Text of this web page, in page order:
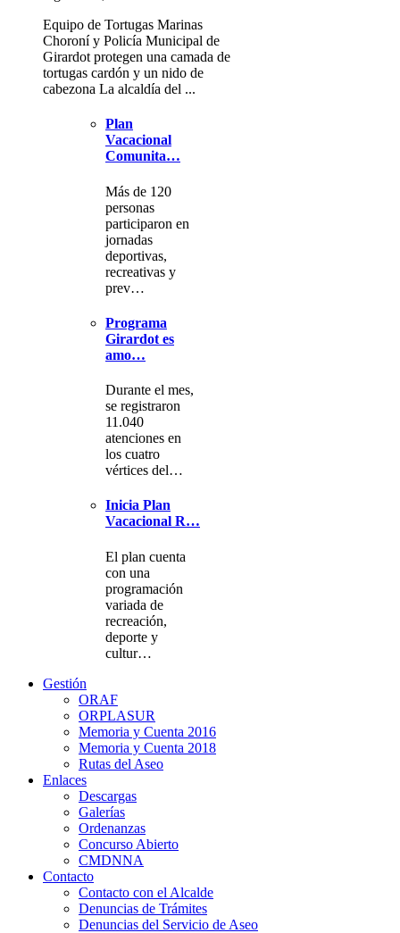
Equipo de Tortugas Marinas
Choroní y Policía Municipal de
Girardot protegen una camada de
tortugas cardón y un nido de
cabezona La alcaldía del ...
Plan
Vacacional
Comunita…
Más de 120
personas
participaron en
jornadas
deportivas,
recreativas y
prev…
Programa
Girardot es
amo…
Durante el mes,
se registraron
11.040
atenciones en
los cuatro
vértices del…
Inicia Plan
Vacacional R…
El plan cuenta
con una
programación
variada de
recreación,
deporte y
cultur…
Gestión
ORAF
ORPLASUR
Memoria y Cuenta 2016
Memoria y Cuenta 2018
Rutas del Aseo
Enlaces
Descargas
Galerías
Ordenanzas
Concurso Abierto
CMDNNA
Contacto
Contacto con el Alcalde
Denuncias de Trámites
Denuncias del Servicio de Aseo